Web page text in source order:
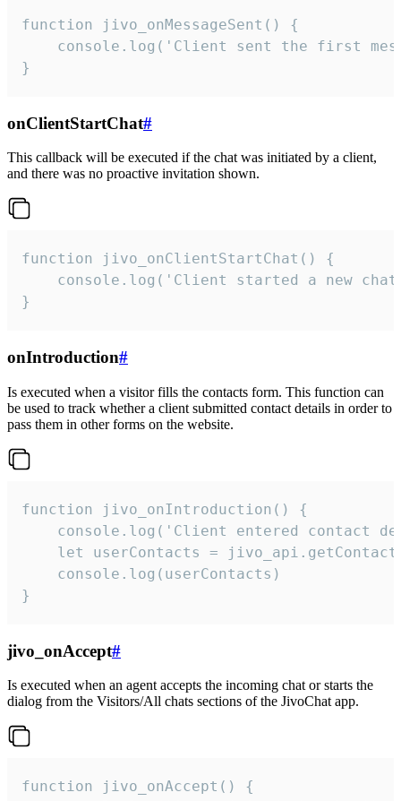
function jivo_onMessageSent() {
console.log('Client sent the first
}
onClientStartChat#
This callback will be executed if the chat was initiated by a client,
and there was no proactive invitation shown.
function jivo_onClientStartChat() {
console.log('Client started a new
}
onIntroduction#
Is executed when a visitor fills the contacts form. This function can
be used to track whether a client submitted contact details in order to
pass them in other forms on the website.
function jivo_onIntroduction() {
console.log('Client entered contact
let userContacts =
    console.log(userContacts)
}
jivo_onAccept#
Is executed when an agent accepts the incoming chat or starts the
dialog from the Visitors/All chats sections of the JivoChat app.
function jivo_onAccept() {